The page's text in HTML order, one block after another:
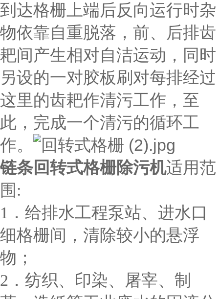
到达格栅上端后反向运行时杂
物依靠自重脱落，前、后排齿
耙间产生相对自洁运动，同时
另设的一对胶板刷对每排经过
这里的齿耙作清污工作，至
此，完成一个清污的循环工
作。
链条回转式格栅除污机适用范
围:
1．给排水工程泵站、进水口
细格栅间，清除较小的悬浮
物；
2．纺织、印染、屠宰、制